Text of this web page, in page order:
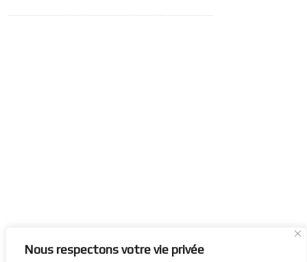
Nous respectons votre vie privée